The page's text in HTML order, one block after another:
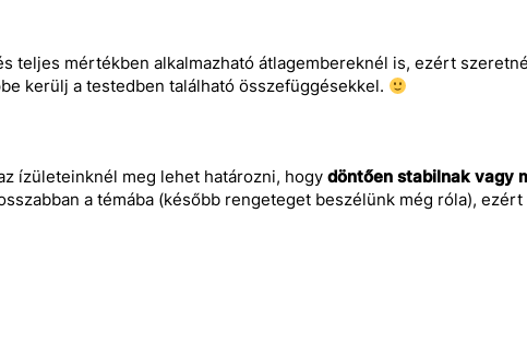
teljes mértékben alkalmazható átlagembereknél is, ezért
kerülj a testedben található összefüggésekkel.
ízületeinknél meg lehet határozni, hogy döntően stabilnak vagy
a témába (később rengeteget beszélünk még róla), ezért